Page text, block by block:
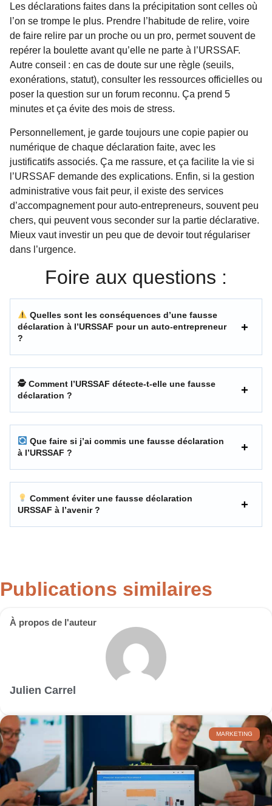
Les déclarations faites dans la précipitation sont celles où
l’on se trompe le plus. Prendre l’habitude de relire, voire
de faire relire par un proche ou un pro, permet souvent de
repérer la boulette avant qu’elle ne parte à l’URSSAF.
Autre conseil : en cas de doute sur une règle (seuils,
exonérations, statut), consulter les ressources officielles ou
poser la question sur un forum reconnu. Ça prend 5
minutes et ça évite des mois de stress.
Personnellement, je garde toujours une copie papier ou
numérique de chaque déclaration faite, avec les
justificatifs associés. Ça me rassure, et ça facilite la vie si
l’URSSAF demande des explications. Enfin, si la gestion
administrative vous fait peur, il existe des services
d’accompagnement pour auto-entrepreneurs, souvent peu
chers, qui peuvent vous seconder sur la partie déclarative.
Mieux vaut investir un peu que de devoir tout régulariser
dans l’urgence.
Foire aux questions :
Quelles sont les conséquences d’une fausse
déclaration à l’URSSAF pour un auto-entrepreneur
?
🕵️ Comment l’URSSAF détecte-t-elle une fausse
déclaration ?
Que faire si j’ai commis une fausse déclaration
à l’URSSAF ?
Comment éviter une fausse déclaration
URSSAF à l’avenir ?
Publications similaires
À propos de l'auteur
Julien Carrel
MARKETING